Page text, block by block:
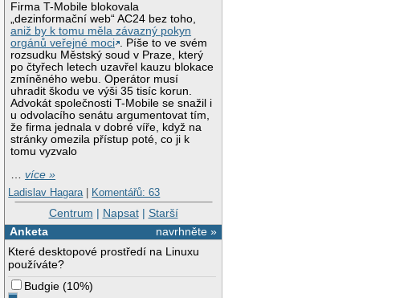
Firma T-Mobile blokovala
„dezinformační web“ AC24 bez toho,
aniž by k tomu měla závazný pokyn
orgánů veřejné moci . Píše to ve svém
rozsudku Městský soud v Praze, který
po čtyřech letech uzavřel kauzu blokace
zmíněného webu. Operátor musí
uhradit škodu ve výši 35 tisíc korun.
Advokát společnosti T-Mobile se snažil i
u odvolacího senátu argumentovat tím,
že firma jednala v dobré víře, když na
stránky omezila přístup poté, co ji k
tomu vyzvalo
…více »
Ladislav Hagara | Komentářů: 63
Centrum | Napsat| Starší
navrhněte »
Anketa
Které desktopové prostředí na Linuxu
používáte?
Budgie (10%)